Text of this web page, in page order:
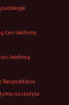
turi leidimą
leidimą
Respublikos
nustatyta